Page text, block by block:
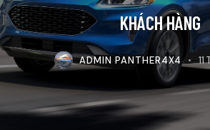
KHÁCH HÀNG
ADMIN PANTHER4X4